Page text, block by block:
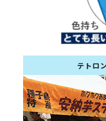
テトロ